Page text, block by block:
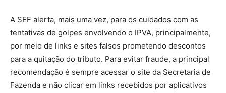
A SEF alerta, mais uma vez, para os cuidados com as
tentativas de golpes envolvendo o IPVA, principalmente,
por meio de links e sites falsos prometendo descontos
para a quitação do tributo. Para evitar fraude, a principal
recomendação é sempre acessar o site da Secretaria de
Fazenda e não clicar em links recebidos por aplicativos